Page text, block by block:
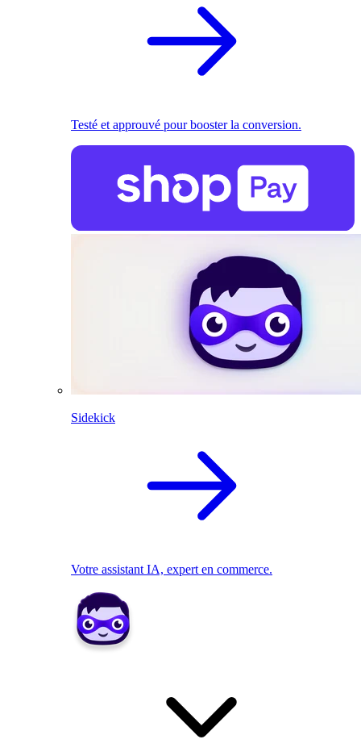
Testé et approuvé pour booster la conversion.
Sidekick
Votre assistant IA, expert en commerce.